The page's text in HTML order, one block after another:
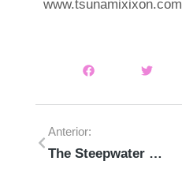
www.tsunamixixon.com
Anterior:
The Steepwater Band @ Boogaloo Club (Cáceres)